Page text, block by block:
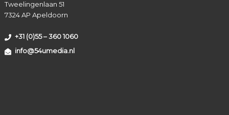
Tweelingenlaan 51
7324 AP Apeldoorn
+31 (0)55 – 360 1060
info@54umedia.nl